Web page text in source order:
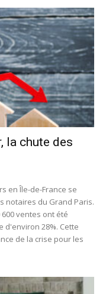
la chute des
en Île-de-France se
notaires du Grand Paris.
ventes ont été
28%. Cette
de la crise pour les